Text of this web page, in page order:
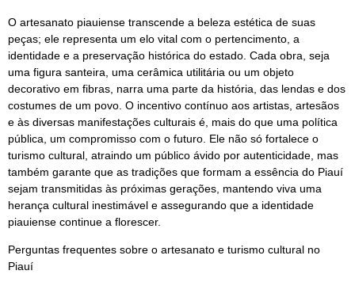
O artesanato piauiense transcende a beleza estética de suas
peças; ele representa um elo vital com o pertencimento, a
identidade e a preservação histórica do estado. Cada obra, seja
uma figura santeira, uma cerâmica utilitária ou um objeto
decorativo em fibras, narra uma parte da história, das lendas e dos
costumes de um povo. O incentivo contínuo aos artistas, artesãos
e às diversas manifestações culturais é, mais do que uma política
pública, um compromisso com o futuro. Ele não só fortalece o
turismo cultural, atraindo um público ávido por autenticidade, mas
também garante que as tradições que formam a essência do Piauí
sejam transmitidas às próximas gerações, mantendo viva uma
herança cultural inestimável e assegurando que a identidade
piauiense continue a florescer.
Perguntas frequentes sobre o artesanato e turismo cultural no
Piauí